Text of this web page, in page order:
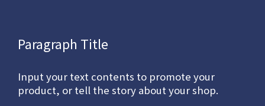
Paragraph Title
Input your text contents to promote your
product, or tell the story about your shop.